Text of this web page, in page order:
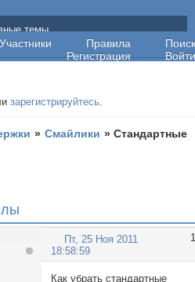
поддержки
Участники Правила
Поиск
Регистрация
Войти
темы
зарегистрируйтесь.
» Смайлики »Стандартные
1
Пт, 25 Ноя 2011
18:58:59
Как убрать стандартные